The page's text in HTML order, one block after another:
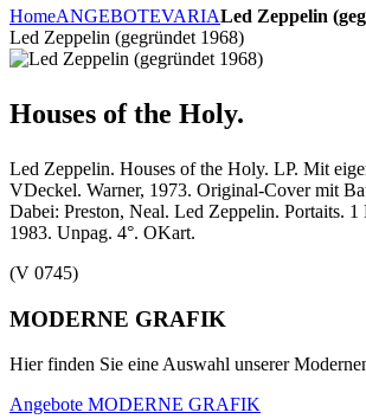
HomeANGEBOTEVARIALed Zeppelin
Led Zeppelin (gegründet 1968)
Houses of the Holy.
Led Zeppelin. Houses of the Holy. LP. Mit
VDeckel. Warner, 1973. Original-Cover mit
Dabei: Preston, Neal. Led Zeppelin. Portaits.
1983. Unpag. 4°. OKart.
(V 0745)
MODERNE GRAFIK
Hier finden Sie eine Auswahl unserer
Angebote MODERNE GRAFIK